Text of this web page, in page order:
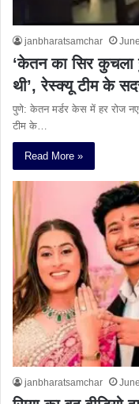
janbharatsamchar
‘केतन का सिर
थी’, रेस्क्यू टीम के
पुणे: केतन मर्डर केस में हर रोज
टीम के…
Read More »
janbharatsamchar